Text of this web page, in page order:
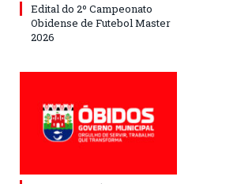
Edital do 2º Campeonato
Obidense de Futebol Master
2026